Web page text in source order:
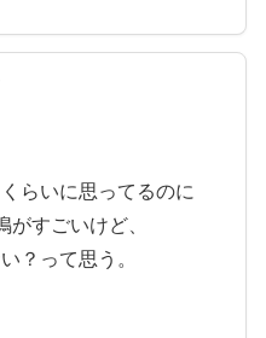
らいに思ってるのに
すごいけど、
？って思う。